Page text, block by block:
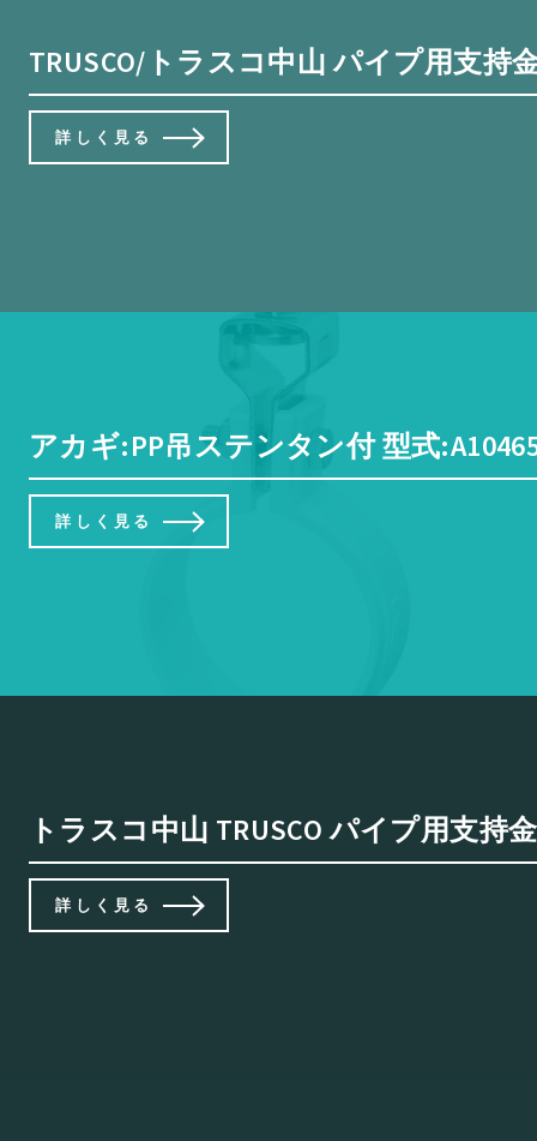
TRUSCO/トラスコ中山 パイプ用支持
詳しく見る
アカギ:PP吊ステンタン付 型式
詳しく見る
トラスコ中山 TRUSCO パイプ用支持
詳しく見る